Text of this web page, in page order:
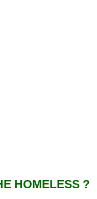
HOMELESS ?